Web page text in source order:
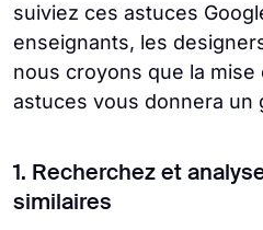
suiviez ces astuces
enseignants, les
nous croyons que la
astuces vous donnera un
1. Recherchez et
similaires